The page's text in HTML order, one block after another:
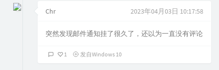
Chr 2023年04月03日 10:17:58
突然发现邮件通知挂了很久了，还以为一直没有评论
1 发自Windows 10